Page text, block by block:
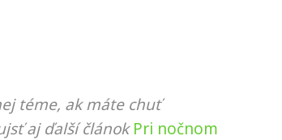
téme, ak máte chuť
aj ďalší článok Pri nočnom